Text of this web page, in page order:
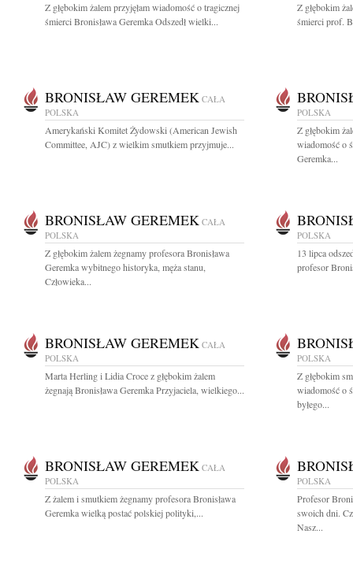
Z głębokim żalem przyjęłam wiadomość o tragicznej
śmierci Bronisława Geremka Odszedł wielki...
Z głębokim
śmierci prof.
BRONISŁAW GEREMEK CAŁA
POLSKA
Amerykański Komitet Żydowski (American Jewish
Committee, AJC) z wielkim smutkiem przyjmuje...
POLSKA
Z głębokim
wiadomość o
Geremka...
BRONISŁAW GEREMEK CAŁA
POLSKA
Z głębokim żalem żegnamy profesora Bronisława
Geremka wybitnego historyka, męża stanu,
Człowieka...
POLSKA
13 lipca
profesor
BRONISŁAW GEREMEK CAŁA
POLSKA
Marta Herling i Lidia Croce z głębokim żalem
żegnają Bronisława Geremka Przyjaciela, wielkiego...
POLSKA
Z głębokim
wiadomość o
byłego...
BRONISŁAW GEREMEK CAŁA
POLSKA
Z żalem i smutkiem żegnamy profesora Bronisława
Geremka wielką postać polskiej polityki,...
POLSKA
Profesor
swoich dni.
Nasz...